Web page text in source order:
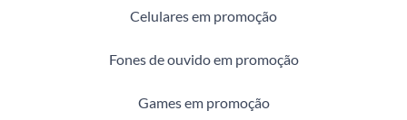
Celulares em promoção
Fones de ouvido em promoção
Games em promoção